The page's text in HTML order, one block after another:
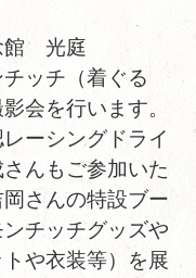
館 光庭
ッチ（着ぐる
会を行います。
ーシングドライ
んもご参加いた
さんの特設ブー
チッチグッズや
や衣装等）を展